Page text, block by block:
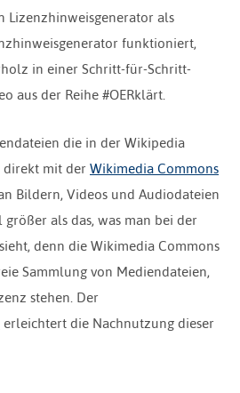
Lizenzhinweisgenerator als
funktioniert,
in einer Schritt-für-Schritt-
aus der Reihe #OERklärt.
die in der Wikipedia
direkt mit der Wikimedia Commons
Bildern, Videos und Audiodateien
als das, was man bei der
denn die Wikimedia Commons
Sammlung von Mediendateien,
stehen. Der
erleichtert die Nachnutzung dieser